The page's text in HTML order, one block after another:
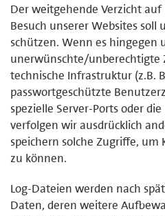
Der weitgehende Verzicht
Besuch unserer Websites soll
schützen. Wenn es hingegen
unerwünschte/unberechtigte
technische Infrastruktur (z.B.
passwortgeschützte
spezielle Server-Ports oder
verfolgen wir ausdrücklich
speichern solche Zugriffe,
zu können.
Log-Dateien werden nach
Daten, deren weitere